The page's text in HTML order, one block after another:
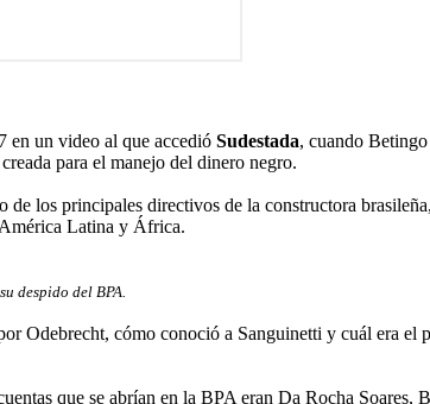
en un video al que accedió Sudestada, cuando
para el manejo del dinero negro.
los principales directivos de la constructora
Latina y África.
despido del BPA.
Odebrecht, cómo conoció a Sanguinetti y cuál era el
que se abrían en la BPA eran Da Rocha